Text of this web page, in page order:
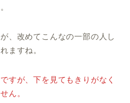
、改めてこんなの一部の人し
ますね。
すが、下を見てもきりがなく
ん。